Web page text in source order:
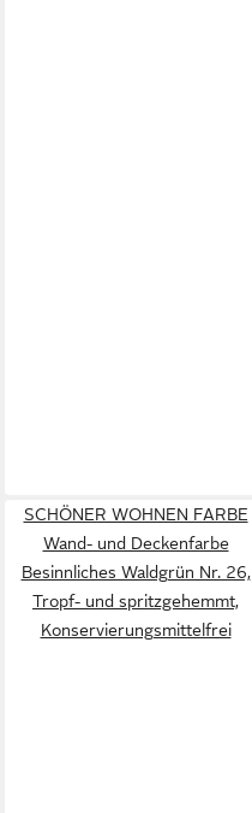
SCHÖNER WOHNEN FARBE
Wand- und Deckenfarbe
Besinnliches Waldgrün Nr. 26,
Tropf- und spritzgehemmt,
Konservierungsmittelfrei